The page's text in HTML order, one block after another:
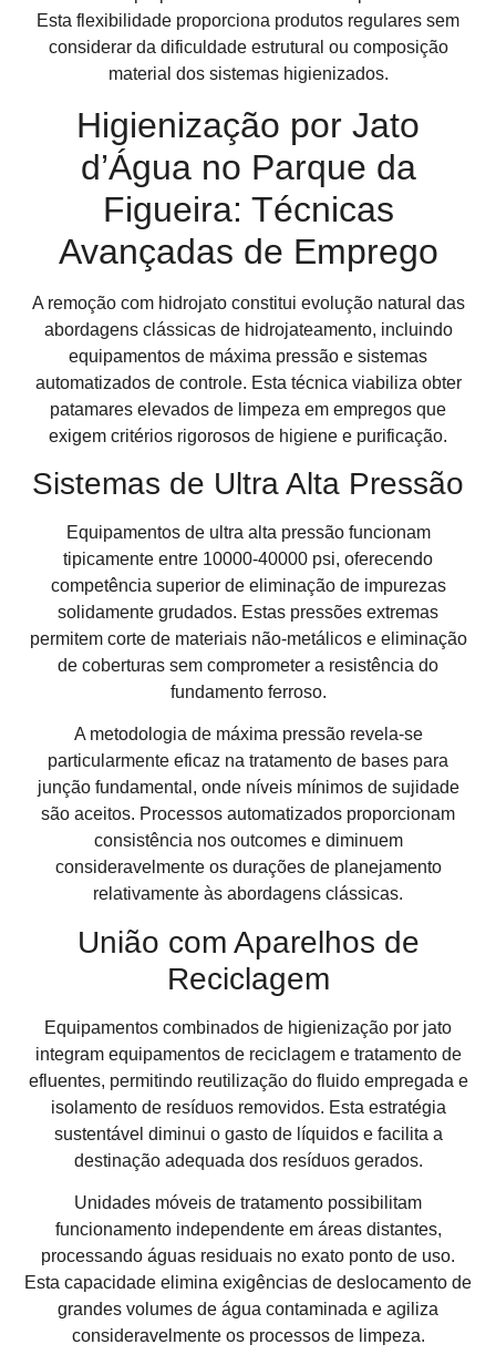
Esta flexibilidade proporciona produtos regulares sem
considerar da dificuldade estrutural ou composição
material dos sistemas higienizados.
Higienização por Jato
d’Água no Parque da
Figueira: Técnicas
Avançadas de Emprego
A remoção com hidrojato constitui evolução natural das
abordagens clássicas de hidrojateamento, incluindo
equipamentos de máxima pressão e sistemas
automatizados de controle. Esta técnica viabiliza obter
patamares elevados de limpeza em empregos que
exigem critérios rigorosos de higiene e purificação.
Sistemas de Ultra Alta Pressão
Equipamentos de ultra alta pressão funcionam
tipicamente entre 10000-40000 psi, oferecendo
competência superior de eliminação de impurezas
solidamente grudados. Estas pressões extremas
permitem corte de materiais não-metálicos e eliminação
de coberturas sem comprometer a resistência do
fundamento ferroso.
A metodologia de máxima pressão revela-se
particularmente eficaz na tratamento de bases para
junção fundamental, onde níveis mínimos de sujidade
são aceitos. Processos automatizados proporcionam
consistência nos outcomes e diminuem
consideravelmente os durações de planejamento
relativamente às abordagens clássicas.
União com Aparelhos de
Reciclagem
Equipamentos combinados de higienização por jato
integram equipamentos de reciclagem e tratamento de
efluentes, permitindo reutilização do fluido empregada e
isolamento de resíduos removidos. Esta estratégia
sustentável diminui o gasto de líquidos e facilita a
destinação adequada dos resíduos gerados.
Unidades móveis de tratamento possibilitam
funcionamento independente em áreas distantes,
processando águas residuais no exato ponto de uso.
Esta capacidade elimina exigências de deslocamento de
grandes volumes de água contaminada e agiliza
consideravelmente os processos de limpeza.